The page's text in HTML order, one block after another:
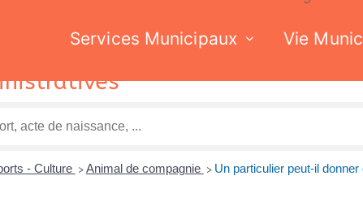
Services Municipaux Vie
- Culture > Animal de compagnie > Un particulier peut-il